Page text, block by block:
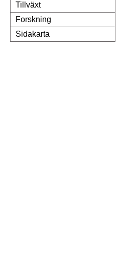
Tillväxt
Forskning
Sidakarta